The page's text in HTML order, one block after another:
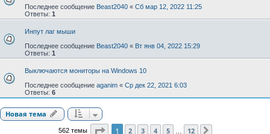
Последнее сообщение Beast2040 « Сб мар 12, 2022 11:25
Ответы: 1
Инпут лаг мыши
Последнее сообщение Beast2040 « Вт янв 04, 2022 15:29
Ответы: 1
Выключаются мониторы на Windows 10
Последнее сообщение aganim « Ср дек 22, 2021 6:03
Ответы: 6
Новая тема
562 темы Страница1 из
1 2 3 4 5 12